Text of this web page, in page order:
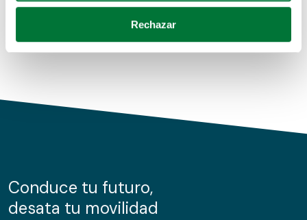
para buscar características específicas (huellas
Obtenga más información sobre cómo se procesan sus
de cookies.
información sobre el uso que haga del sitio web con
nuestros partners de redes sociales, publicidad y análisis
Rechazar
Conduce tu futuro,
desata tu movilidad